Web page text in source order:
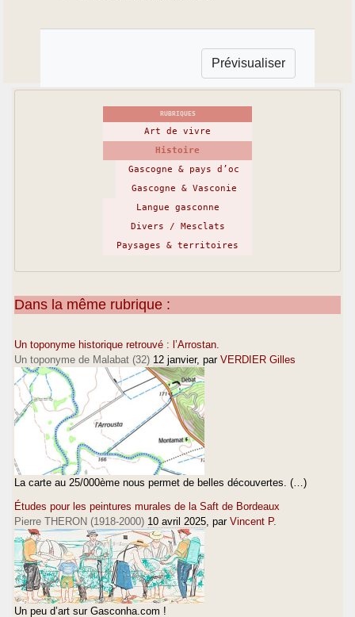
RUBRIQUES
Art de vivre
Histoire
Gascogne & pays d’oc
Gascogne & Vasconie
Langue gasconne
Divers / Mesclats
Paysages & territoires
Dans la même rubrique :
Un toponyme historique retrouvé : l’Arrostan.
Un toponyme de Malabat (32) 12 janvier, par VERDIER Gilles
La carte au 25/000ème nous permet de belles découvertes. (…)
Études pour les peintures murales de la Saft de Bordeaux
Pierre THERON (1918-2000) 10 avril 2025 , par Vincent P.
Un peu d’art sur Gasconha.com !